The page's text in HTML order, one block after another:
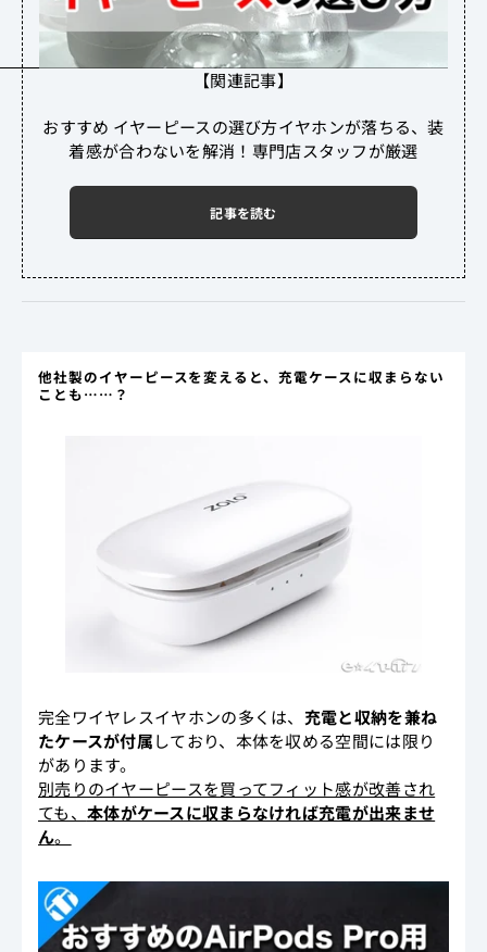
【関連記事】
おすすめ イヤーピースの選び方イヤホンが落ちる、装
着感が合わないを解消！専門店スタッフが厳選
記事を読む
他社製のイヤーピースを変えると、充電ケースに収まらない
ことも……？
完全ワイヤレスイヤホンの多くは、 充電と収納を兼ね
たケースが付属しており、本体を収める空間には限り
があります。
別売りのイヤーピースを買ってフィット感が改善され
ても、 本体がケースに収まらなければ充電が出来ませ
ん。